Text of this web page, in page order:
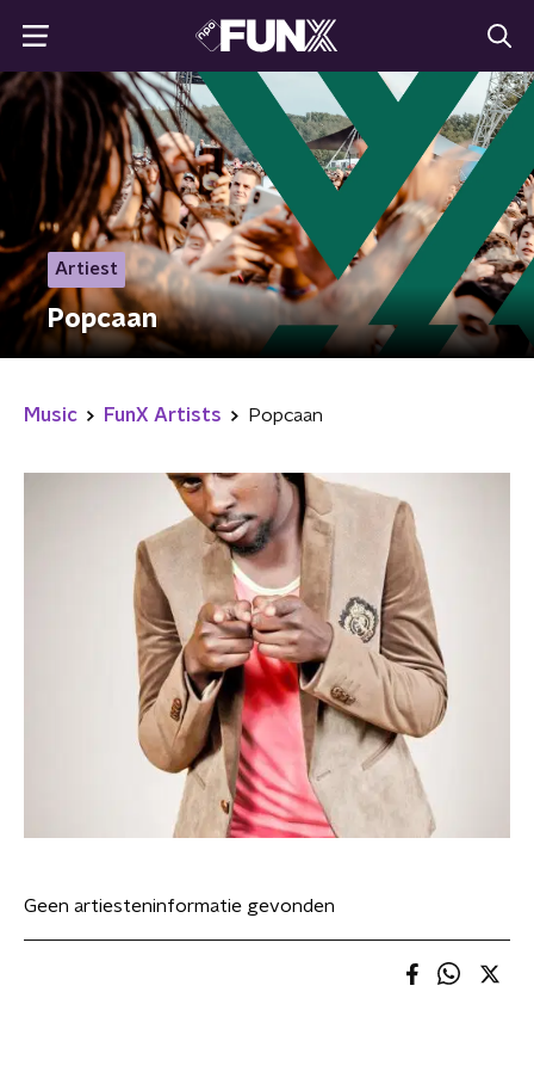
Artiest
Popcaan
Music FunX Artists Popcaan
Geen artiesteninformatie gevonden